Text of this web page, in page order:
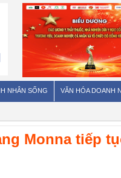
NHÂN SỐNG VĂN HÓA DOANH
Monna tiếp